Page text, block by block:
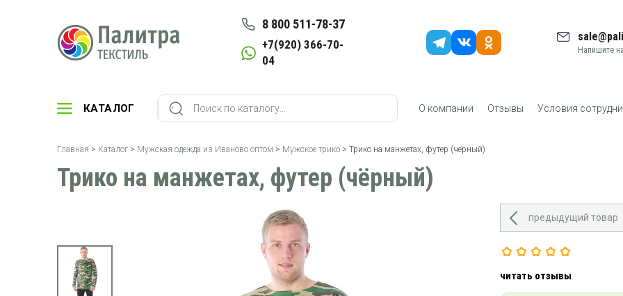
8 800 511-78-37
+7(920) 366-70-
04
Напишите
КАТАЛОГ О компании Отзывы Условия
Главная > Каталог > Мужская одежда из Иваново оптом > Мужское трико > Трико на манжетах, футер (чёрный)
Трико на манжетах, футер (чёрный)
предыдущий товар
читать отзывы